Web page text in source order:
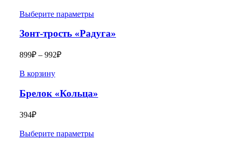
Выберите параметры
Зонт-трость «Радуга»
899₽ – 992₽
В корзину
Брелок «Кольца»
394₽
Выберите параметры